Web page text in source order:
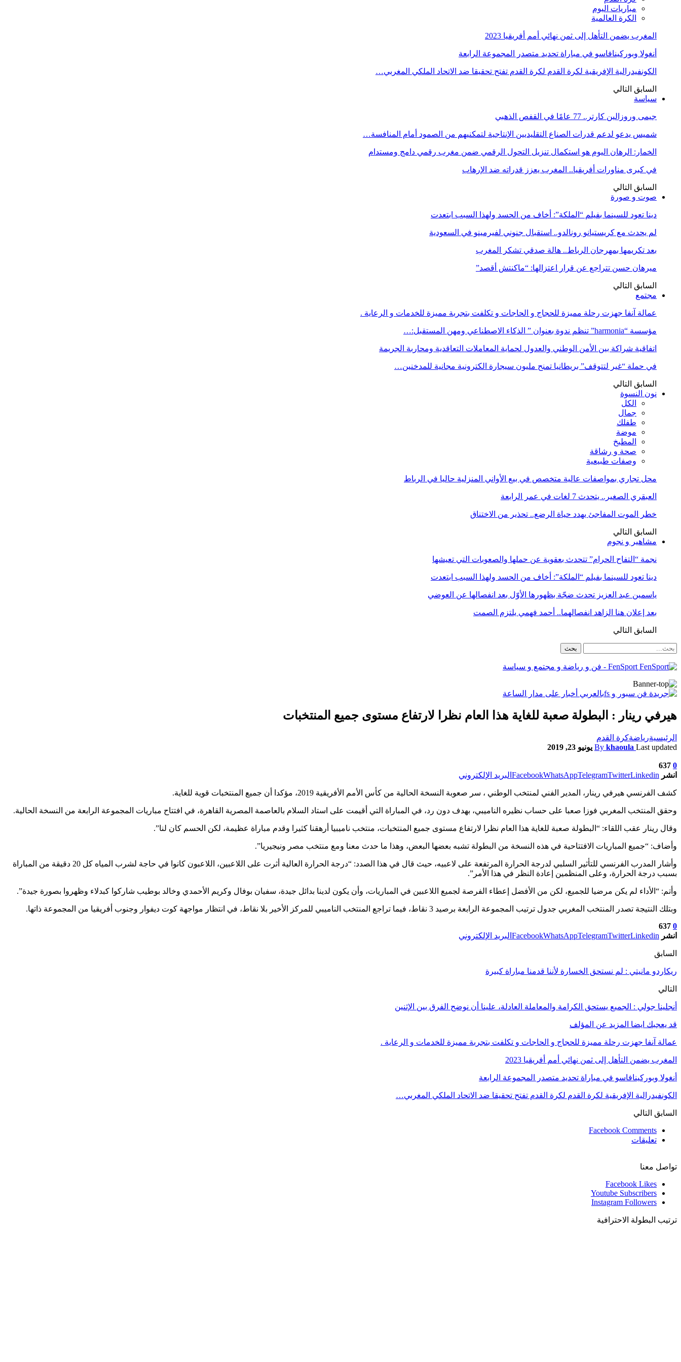
مباريات اليوم
الكرة العالمية
المغرب يضمن التأهل إلى ثمن نهائي أمم أفريقيا 2023
أنغولا وبوركينافاسو في مباراة تحديد متصدر المجموعة الرابعة
الكونفيدرالية الإفريقية لكرة القدم لكرة القدم تفتح تحقيقا ضد الاتحاد الملكي المغربي…
السابق التالي
سياسة
جيمى وروزالين كارتر.. 77 عامًا في القفص الذهبي
شميس يدعو لدعم قدرات الصناع التقليديين الإنتاجية لتمكنيهم من الصمود أمام المنافسة…
الخمار: الرهان اليوم هو استكمال تنزيل التحول الرقمي ضمن مغرب رقمي دامج ومستدام
في كبرى مناورات أفريقيا.. المغرب يعزز قدراته ضد الإرهاب
السابق التالي
صوت و صورة
دينا تعود للسينما بفيلم “الملكة”: أخاف من الحسد ولهذا السبب ابتعدت
لم يحدث مع كريستيانو رونالدو.. استقبال جنوني لفيرمينو في السعودية
بعد تكريمها بمهرجان الرباط.. هالة صدقي تشكر المغرب
ميرهان حسن تتراجع عن قرار اعتزالها: “ماكنتش أقصد”
السابق التالي
مجتمع
عمالة آنفا جهزت رحلة مميزة للحجاج و الحاجات و تكلفت بتجربة مميزة للخدمات و الرعاية .
مؤسسة “harmonia” تنظم ندوة بعنوان ” الذكاء الاصطناعي ومهن المستقبل:…
اتفاقية شراكة بين الأمن الوطني والعدول لحماية المعاملات التعاقدية ومحاربة الجريمة
في حملة “غير لتتوقف” بريطانيا تمنح مليون سيجارة الكترونية مجانية للمدخنين…
السابق التالي
نون النسوة
الكل
جمال
طفلك
موضة
المطبخ
صحة و رشاقة
وصفات طبيعية
محل تجاري بمواصفات عالية متخصص في بيع الأواني المنزلية حاليا في الرباط
العبقري الصغير.. يتحدث 7 لغات في عمر الرابعة
خطر الموت المفاجئ يهدد حياة الرضع.. تحذير من الاختناق
السابق التالي
مشاهير و نجوم
نجمة “التفاح الحرام” تتحدث بعقوية عن حملها والصعوبات التي تعيشها
دينا تعود للسينما بفيلم “الملكة”: أخاف من الحسد ولهذا السبب ابتعدت
ياسمين عبد العزيز تحدث ضجّة بظهورها الأوّل بعد انفصالها عن العوضي
بعد إعلان هنا الزاهد انفصالهما.. أحمد فهمي يلتزم الصمت
السابق التالي
FenSport - فن و رياضة و مجتمع و سياسة
هيرفي رينار : البطولة صعبة للغاية هذا العام نظرا لارتفاع مستوى جميع المنتخبات
الرئيسيةرياضةكرة القدم
By khaoula Last updated يونيو 23, 2019
0
637
انشر
FacebookWhatsAppTelegramTwitterLinkedin البريد الإلكتروني
كشف الفرنسي هيرفي رينار، المدير الفني لمنتخب الوطني ، سر صعوبة النسخة الحالية من كأس الأمم الأفريقية 2019، مؤكدا أن جميع المنتخبات قوية للغاية.
وحقق المنتخب المغربي فوزا صعبا على حساب نظيره الناميبي، بهدف دون رد، في المباراة التي أقيمت على استاد السلام بالعاصمة المصرية القاهرة، في افتتاح مباريات المجموعة الرابعة من النسخة الحالية.
وقال رينار عقب اللقاء: “البطولة صعبة للغاية هذا العام نظرا لارتفاع مستوى جميع المنتخبات، منتخب ناميبيا أرهقنا كثيرا وقدم مباراة عظيمة، لكن الحسم كان لنا”.
وأضاف: “جميع المباريات الافتتاحية في هذه النسخة من البطولة تشبه بعضها البعض، وهذا ما حدث معنا ومع منتخب مصر ونيجيريا”.
وأشار المدرب الفرنسي للتأثير السلبي لدرجة الحرارة المرتفعة على لاعبيه، حيث قال في هذا الصدد: “درجة الحرارة العالية أثرت على اللاعبين، اللاعبون كانوا في حاجة لشرب المياه كل 20 دقيقة من المباراة
بسبب درجة الحرارة، وعلى المنظمين إعادة النظر في هذا الأمر”.
وأتم: “الأداء لم يكن مرضيا للجميع، لكن من الأفضل إعطاء الفرصة لجميع اللاعبين في المباريات، وأن يكون لدينا بدائل جيدة، سفيان بوفال وكريم الأحمدي وخالد بوطيب شاركوا كبدلاء وظهروا بصورة جيدة”.
وبتلك النتيجة تصدر المنتخب المغربي جدول ترتيب المجموعة الرابعة برصيد 3 نقاط، فيما تراجع المنتخب الناميبي للمركز الأخير بلا نقاط، في انتظار مواجهة كوت ديفوار وجنوب أفريقيا من المجموعة ذاتها.
0
637
انشر
FacebookWhatsAppTelegramTwitterLinkedin البريد الإلكتروني
السابق
ريكاردو مانيتي : لم نستحق الخسارة لأننا قدمنا مباراة كبيرة
التالي
أنجلينا جولي : الجميع يستحق الكرامة والمعاملة العادلة، علينا أن نوضح الفرق بين الإثنين
قد يعجبك ايضا المزيد عن المؤلف
عمالة آنفا جهزت رحلة مميزة للحجاج و الحاجات و تكلفت بتجربة مميزة للخدمات و الرعاية .
المغرب يضمن التأهل إلى ثمن نهائي أمم أفريقيا 2023
أنغولا وبوركينافاسو في مباراة تحديد متصدر المجموعة الرابعة
الكونفيدرالية الإفريقية لكرة القدم لكرة القدم تفتح تحقيقا ضد الاتحاد الملكي المغربي…
السابق التالي
Facebook Comments
تعليقات
تواصل معنا
Facebook Likes
Youtube Subscribers
Instagram Followers
ترتيب البطولة الاحترافية